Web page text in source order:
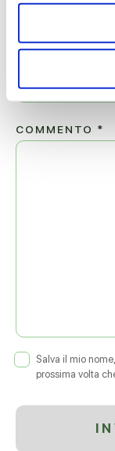
COMMENTO *
Salva il mio
prossima volta